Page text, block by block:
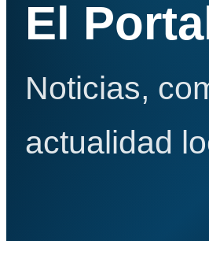
El
Noticias,
actualidad